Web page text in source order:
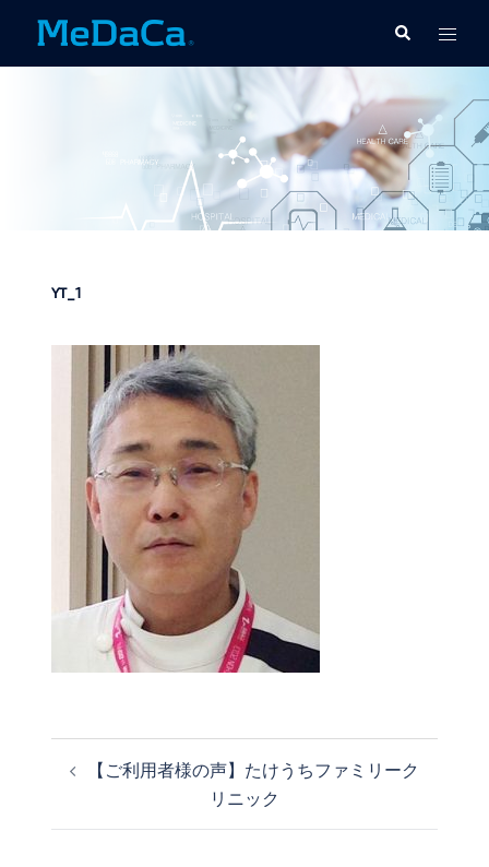
テ
検
索
ト
グ
メ
ニ
ュ
ー
YT_1
投
ナ
【ご利用者様の声】たけうちファミリーク
リニック